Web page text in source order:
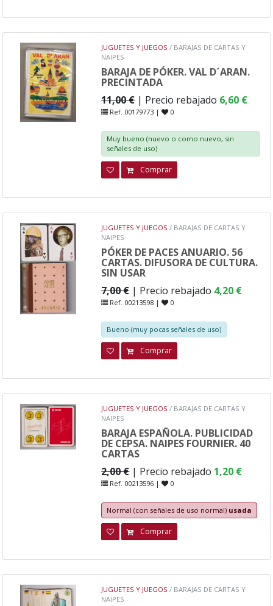
JUGUETES Y JUEGOS / BARAJAS DE CARTAS Y
NAIPES
BARAJA DE PÓKER. VAL D´ARAN.
PRECINTADA
11,00 € | Precio rebajado 6,60 €
Ref. 00179773 | 0
Muy bueno (nuevo o como nuevo, sin
señales de uso)
Comprar
JUGUETES Y JUEGOS / BARAJAS DE CARTAS Y
NAIPES
PÓKER DE PACES ANUARIO. 56
CARTAS. DIFUSORA DE CULTURA.
SIN USAR
7,00 € | Precio rebajado 4,20 €
Ref. 00213598 | 0
Bueno (muy pocas señales de uso)
Comprar
JUGUETES Y JUEGOS / BARAJAS DE CARTAS Y
NAIPES
BARAJA ESPAÑOLA. PUBLICIDAD
DE CEPSA. NAIPES FOURNIER. 40
CARTAS
2,00 € | Precio rebajado 1,20 €
Ref. 00213596 | 0
Normal (con señales de uso normal) usada
Comprar
JUGUETES Y JUEGOS / BARAJAS DE CARTAS Y
NAIPES